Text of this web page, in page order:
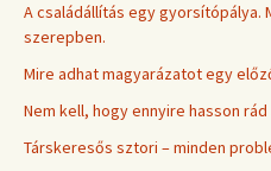
A családállítás egy gyorsítópálya.
szerepben.
Mire adhat magyarázatot egy
Nem kell, hogy ennyire hasson rád
Társkeresős sztori – minden